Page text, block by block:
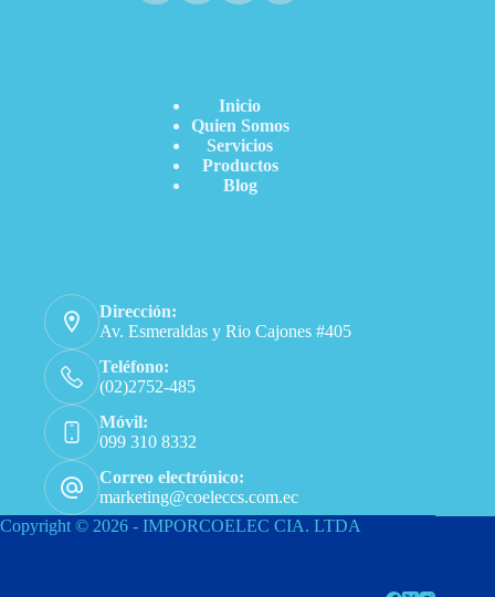
Inicio
Quien Somos
Servicios
Productos
Blog
Dirección:
Av. Esmeraldas y Rio Cajones #405
Teléfono:
(02)2752-485
Móvil:
099 310 8332
Correo electrónico:
marketing@coeleccs.com.ec
Copyright © 2026 - IMPORCOELEC CIA. LTDA